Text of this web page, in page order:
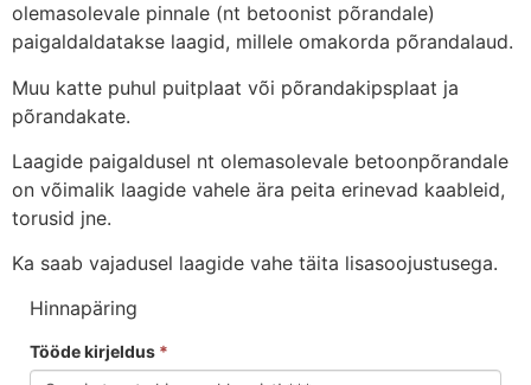
olemasolevale pinnale (nt betoonist põrandale)
paigaldaldatakse laagid, millele omakorda põrandalaud.
Muu katte puhul puitplaat või põrandakipsplaat ja
põrandakate.
Laagide paigaldusel nt olemasolevale betoonpõrandale
on võimalik laagide vahele ära peita erinevad kaableid,
torusid jne.
Ka saab vajadusel laagide vahe täita lisasoojustusega.
Hinnapäring
Tööde kirjeldus *